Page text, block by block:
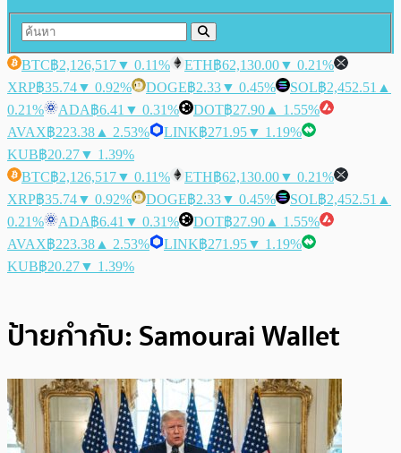
BTC฿2,126,517▼ 0.11% ETH฿62,130.00▼ 0.21%
XRP฿35.74▼ 0.92% DOGE฿2.33▼ 0.45% SOL฿2,452.51 ▲
0.21%
ADA฿6.41 ▼ 0.31% DOT฿27.90 ▲ 1.55%
AVAX฿223.38 ▲ 2.53% LINK฿271.95▼ 1.19%
KUB฿20.27▼ 1.39%
BTC฿2,126,517▼ 0.11% ETH฿62,130.00▼ 0.21%
XRP฿35.74▼ 0.92% DOGE฿2.33▼ 0.45% SOL฿2,452.51 ▲
0.21%
ADA฿6.41 ▼ 0.31% DOT฿27.90 ▲ 1.55%
AVAX฿223.38 ▲ 2.53% LINK฿271.95▼ 1.19%
KUB฿20.27▼ 1.39%
ป้ายกำกับ: Samourai Wallet